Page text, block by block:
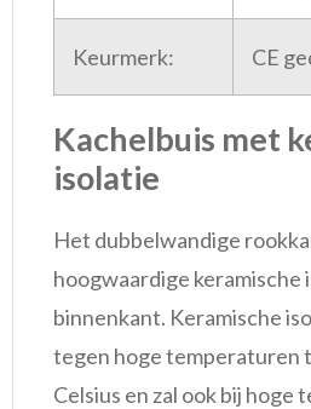
Keurmerk: CE
Kachelbuis met
isolatie
Het dubbelwandige
hoogwaardige keramische
binnenkant. Keramische
tegen hoge temperaturen
Celsius en zal ook bij hoge